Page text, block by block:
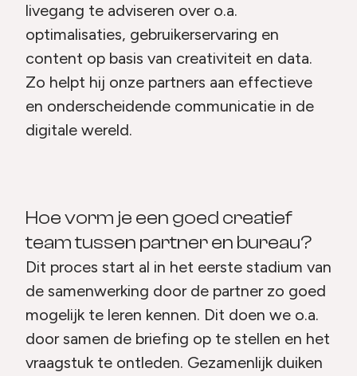
livegang te adviseren over o.a.
optimalisaties, gebruikerservaring en
content op basis van creativiteit en data.
Zo helpt hij onze partners aan effectieve
en onderscheidende communicatie in de
digitale wereld.
Hoe vorm je een goed creatief
team tussen partner en bureau?
Dit proces start al in het eerste stadium van
de samenwerking door de partner zo goed
mogelijk te leren kennen. Dit doen we o.a.
door samen de briefing op te stellen en het
vraagstuk te ontleden. Gezamenlijk duiken